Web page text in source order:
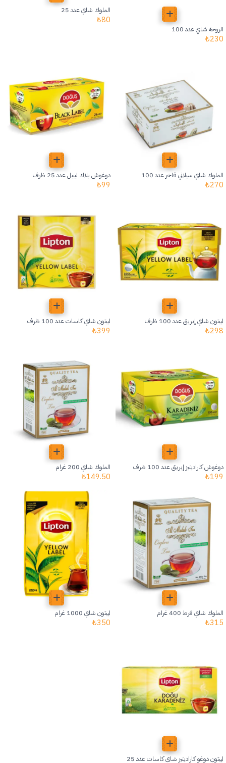
الروحة شاي عدد 100
230
₺
الملوك شاي عدد 25
80
₺
الملوك شاي سيلاني فاخر عدد 100
270
₺
دوغوش بلاك ليبيل عدد 25 ظرف
99
₺
ليبتون شاي إبريق عدد 100 ظرف
298
₺
ليبتون شاي كاسات عدد 100 ظرف
399
₺
دوغوش كارادينيز إبريق عدد 100 ظرف
199
₺
الملوك شاي 200 غرام
149.50
₺
الملوك شاي فرط 400 غرام
315
₺
ليبتون شاي 1000 غرام
350
₺
ليبتون دوغو كارادينيز شاي كاسات عدد 25